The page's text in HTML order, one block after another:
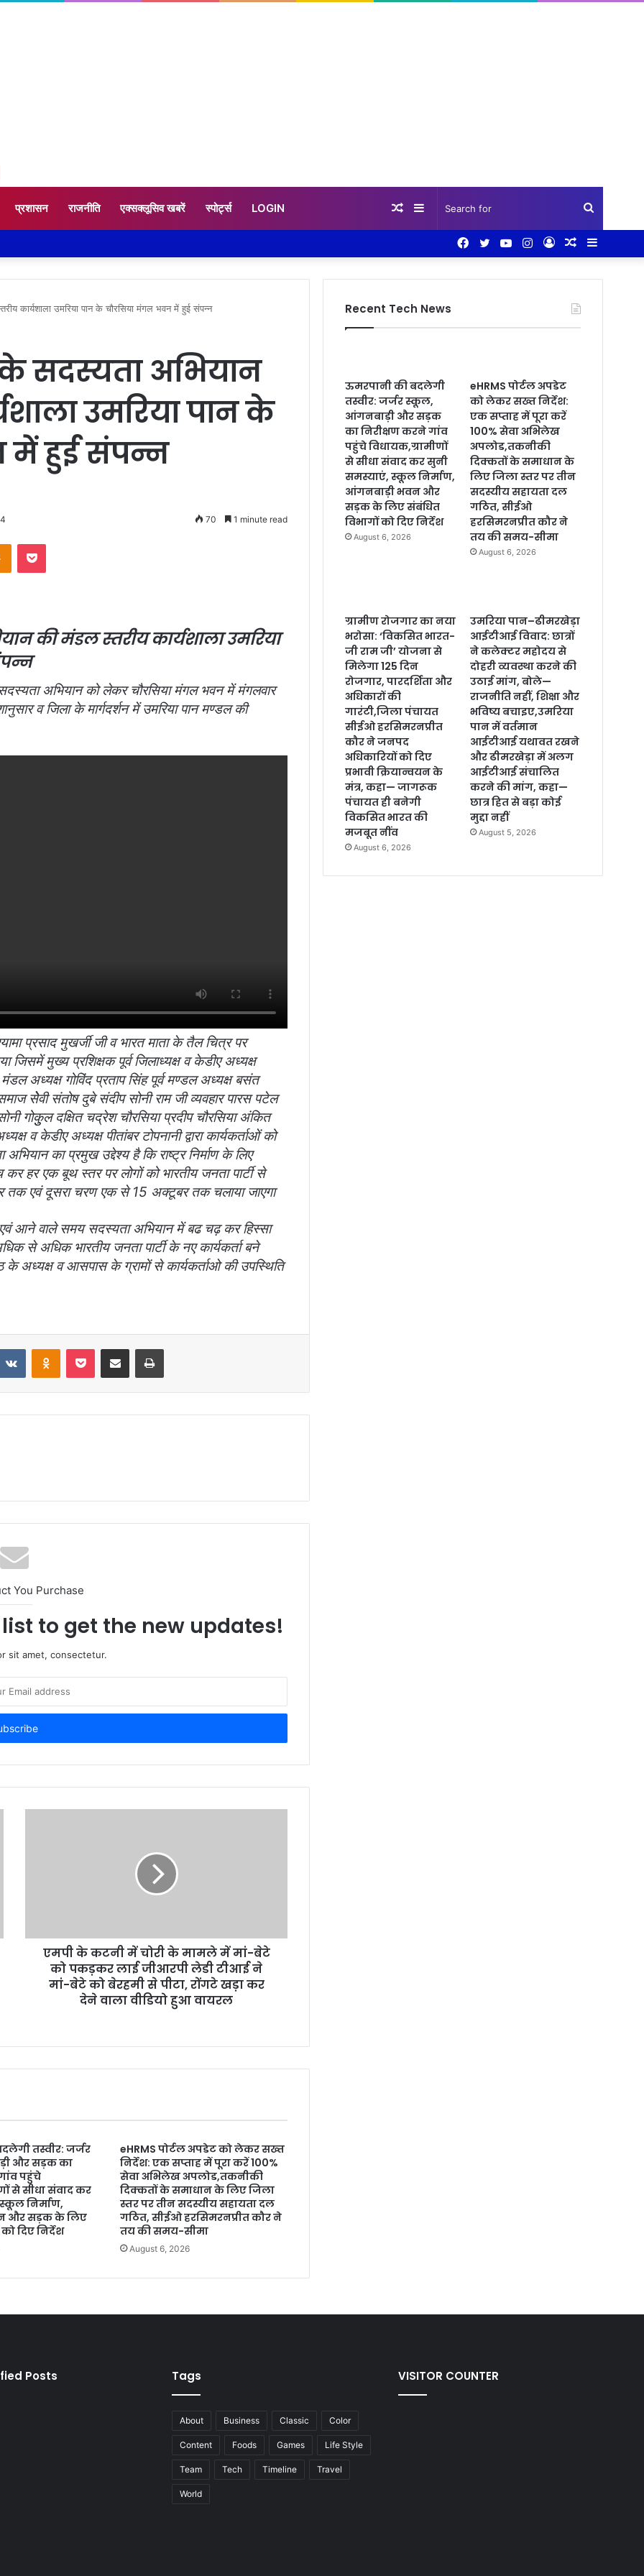
प्रशासन राजनीति एक्सक्लूसिव खबरें स्पोर्ट्स LOGIN
for
Sidebar
Random
Random
Log
Instagram
YouTube
Twitter
Facebook
कार्यशाला उमरिया पान के चौरसिया मंगल भवन में हुई संपन्न
के सदस्यता अभियान
उमरिया पान के
में हुई संपन्न
70 1 minute read
की मंडल स्तरीय कार्यशाला उमरिया
सदस्यता अभियान को लेकर चौरसिया मंगल भवन में मंगलवार
व जिला के मार्गदर्शन में उमरिया पान मण्डल की
प्रसाद मुखर्जी जी व भारत माता के तैल चित्र पर
जिसमें मुख्य प्रशिक्षक पूर्व जिलाध्यक्ष व केडीए अध्यक्ष
मंडल अध्यक्ष गोविंद प्रताप सिंह पूर्व मण्डल अध्यक्ष बसंत
सेेेवी संतोष दुबे संदीप सोनी राम जी व्यवहार पारस पटेल
गोकुुल दक्षित चद्रेश चौरसिया प्रदीप चौरसिया अंकित
व केडीए अध्यक्ष पीतांबर टोपनानी द्वारा कार्यकर्ताओं को
का प्रमुख उद्देश्य है कि राष्ट्र निर्माण के लिए
हर एक बूथ स्तर पर लोगों को भारतीय जनता पार्टी से
एवं दूसरा चरण एक से 15 अक्टूबर तक चलाया जाएगा
एवं आने वाले समय सदस्यता अभियान में बढ चढ़ कर हिस्सा
से अधिक भारतीय जनता पार्टी के नए कार्यकर्ता बने
के अध्यक्ष व आसपास के ग्रामों से कार्यकर्ताओ की उपस्थिति
You Purchase
to get the new updates!
sit amet, consectetur.
एमपी के कटनी में चोरी के मामले में मां-बेटे
को पकड़कर लाई जीआरपी लेडी टीआई ने
मां-बेटे को बेरहमी से पीटा, रोंगटे खड़ा कर
देने वाला वीडियो हुआ वायरल
तस्वीर: जर्जर
और सड़क का
पहुंचे
से सीधा संवाद कर
निर्माण,
और सड़क के लिए
दिए निर्देश
eHRMS पोर्टल अपडेट को लेकर सख्त
निर्देश: एक सप्ताह में पूरा करें 100%
सेवा अभिलेख अपलोड,तकनीकी
दिक्कतों के समाधान के लिए जिला
स्तर पर तीन सदस्यीय सहायता दल
गठित, सीईओ हरसिमरनप्रीत कौर ने
तय की समय-सीमा
August 6, 2026
Recent Tech News
ऊमरपानी की बदलेगी
तस्वीर: जर्जर स्कूल,
आंगनबाड़ी और सड़क
का निरीक्षण करने गांव
पहुंचे विधायक,ग्रामीणों
से सीधा संवाद कर सुनी
समस्याएं, स्कूल निर्माण,
आंगनबाड़ी भवन और
सड़क के लिए संबंधित
विभागों को दिए निर्देश
August 6, 2026
eHRMS पोर्टल अपडेट
को लेकर सख्त निर्देश:
एक सप्ताह में पूरा करें
100% सेवा अभिलेख
अपलोड,तकनीकी
दिक्कतों के समाधान के
लिए जिला स्तर पर तीन
सदस्यीय सहायता दल
गठित, सीईओ
हरसिमरनप्रीत कौर ने
तय की समय-सीमा
August 6, 2026
ग्रामीण रोजगार का नया
भरोसा: ‘विकसित भारत-
जी राम जी’ योजना से
मिलेगा 125 दिन
रोजगार, पारदर्शिता और
अधिकारों की
गारंटी,जिला पंचायत
सीईओ हरसिमरनप्रीत
कौर ने जनपद
अधिकारियों को दिए
प्रभावी क्रियान्वयन के
मंत्र, कहा— जागरूक
पंचायत ही बनेगी
विकसित भारत की
मजबूत नींव
August 6, 2026
उमरिया पान–ढीमरखेड़ा
आईटीआई विवाद: छात्रों
ने कलेक्टर महोदय से
दोहरी व्यवस्था करने की
उठाई मांग, बोले—
राजनीति नहीं, शिक्षा और
भविष्य बचाइए,उमरिया
पान में वर्तमान
आईटीआई यथावत रखने
और ढीमरखेड़ा में अलग
आईटीआई संचालित
करने की मांग, कहा—
छात्र हित से बड़ा कोई
मुद्दा नहीं
August 5, 2026
Posts Tags
About Business Classic Color
Content Foods Games Life Style
Team Tech Timeline Travel
World
VISITOR COUNTER